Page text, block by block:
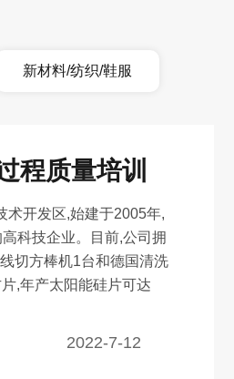
新材料/纺织/鞋服
程质量培训
术开发区,始建于2005年,
科技企业。目前,公司拥
切方棒机1台和德国清洗
,年产太阳能硅片可达
2022-7-12